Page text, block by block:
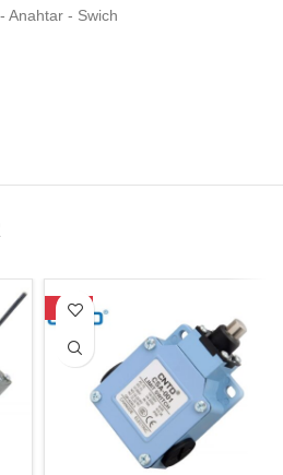
Anahtar - Swich
-18%